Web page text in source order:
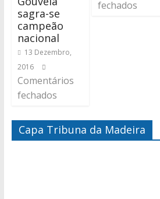
sagra-se
campeão
nacional
13 Dezembro,
2016
Comentários
fechados
fechados
Capa Tribuna da Madeira